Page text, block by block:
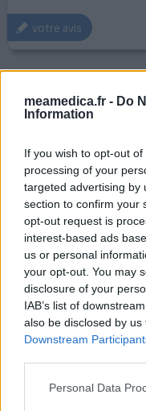
meamedica.fr - Do
Information
If you wish to opt-out
processing of your
targeted advertising by
section to confirm your
opt-out request is
interest-based ads
us or personal
your opt-out. You may
disclosure of your
IAB’s list of
also be disclosed by
Downstream
Personal Data
votre avis
15/03/2021 | Homme |
Efficacité
Quantité effets
Ayant besoin d'un
m'endormir du fait
psychiatre m'a
que le généraliste ne
soir ou j'ai pris
après comme si
toute la journée ...je